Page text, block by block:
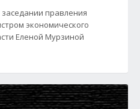
правления
экономического
Еленой Мурзиной